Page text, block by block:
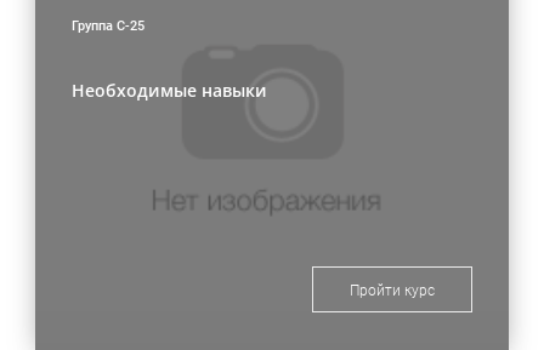
Группа С-25
Необходимые навыки
Пройти курс